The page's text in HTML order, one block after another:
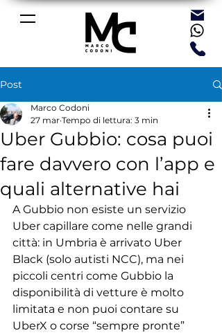
Post
Uber Gubbio: cosa puoi
fare davvero con l’app e
quali alternative hai
Marco Codoni
27 mar Tempo di lettura: 3 min
A Gubbio non esiste un servizio
Uber capillare come nelle grandi
città: in Umbria è arrivato Uber
Black (solo autisti NCC), ma nei
piccoli centri come Gubbio la
disponibilità di vetture è molto
limitata e non puoi contare su
UberX o corse “sempre pronte”